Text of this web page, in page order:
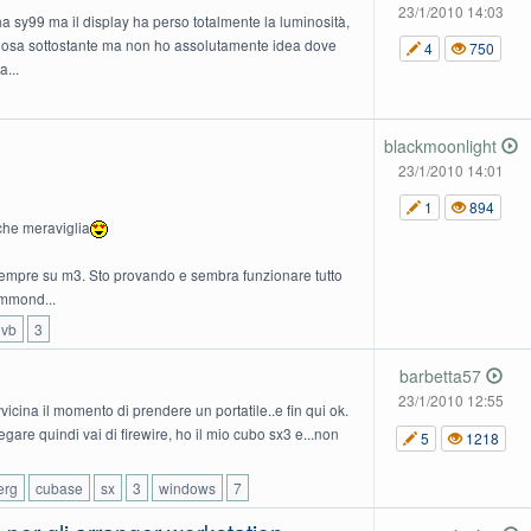
sy99 ma il display ha perso totalmente la luminosità,
sottostante ma non ho assolutamente idea dove
23/1/2010 14:03
4
750
meraviglia
su m3. Sto provando e sembra funzionare tutto
vb
3
blackmoonlight
23/1/2010 14:01
1
894
il momento di prendere un portatile..e fin qui ok.
quindi vai di firewire, ho il mio cubo sx3 e...non
cubase sx 3 windows 7
barbetta57
23/1/2010 12:55
5
1218